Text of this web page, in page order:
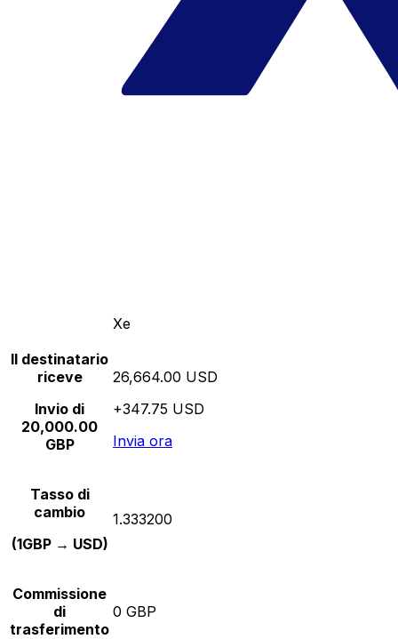
Xe
Il destinatario
riceve
Invio di
20,000.00
GBP
26,664.00 USD
+347.75 USD
Invia ora
Tasso di
cambio
(1GBP → USD)
1.333200
Commissione
di
trasferimento
0 GBP